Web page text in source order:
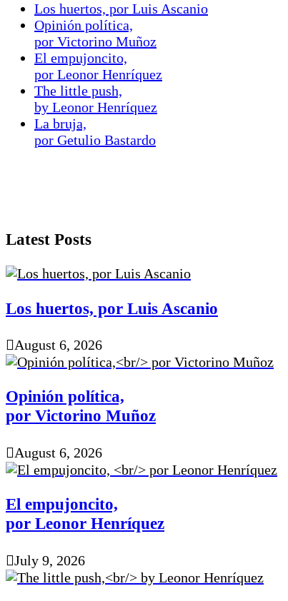
Los huertos, por Luis Ascanio
Opinión política,
por Victorino Muñoz
El empujoncito,
por Leonor Henríquez
The little push,
by Leonor Henríquez
La bruja,
por Getulio Bastardo
Latest Posts
Los huertos, por Luis Ascanio
August 6, 2026
Opinión política,
por Victorino Muñoz
August 6, 2026
El empujoncito,
por Leonor Henríquez
July 9, 2026